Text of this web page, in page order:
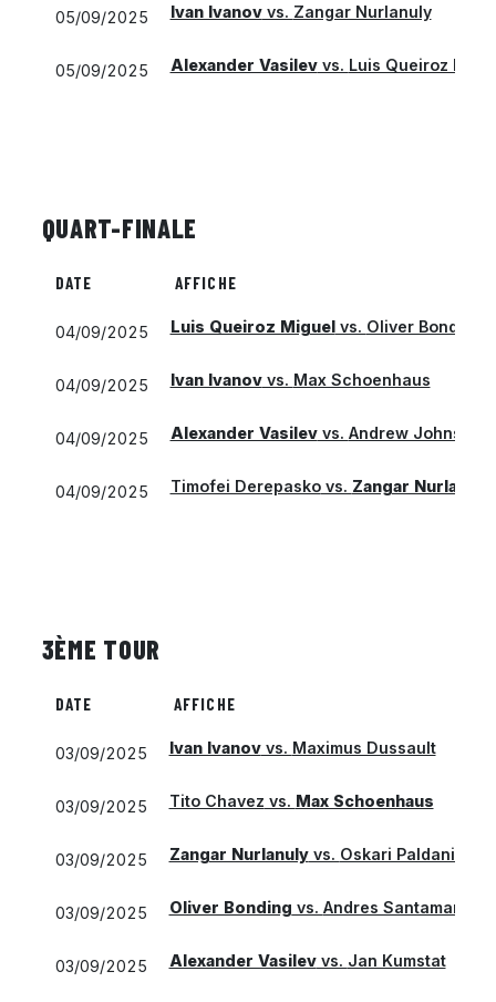
05/09/2025 Ivan Ivanovvs. Zangar Nurlanuly
05/09/2025 Alexander Vasilevvs. Luis Queiroz
QUART-FINALE
DATE AFFICHE
04/09/2025 Luis Queiroz Miguelvs. Oliver Bonding
04/09/2025 Ivan Ivanovvs. Max Schoenhaus
04/09/2025 Alexander Vasilevvs. Andrew Johnson
04/09/2025 Timofei Derepaskovs. Zangar Nurlanuly
3ÈME TOUR
DATE AFFICHE
03/09/2025 Ivan Ivanovvs. Maximus Dussault
03/09/2025 Tito Chavez vs. Max Schoenhaus
03/09/2025 Zangar Nurlanulyvs. Oskari Paldanius
03/09/2025 Oliver Bonding vs. Andres Santamarta
03/09/2025 Alexander Vasilevvs. Jan Kumstat